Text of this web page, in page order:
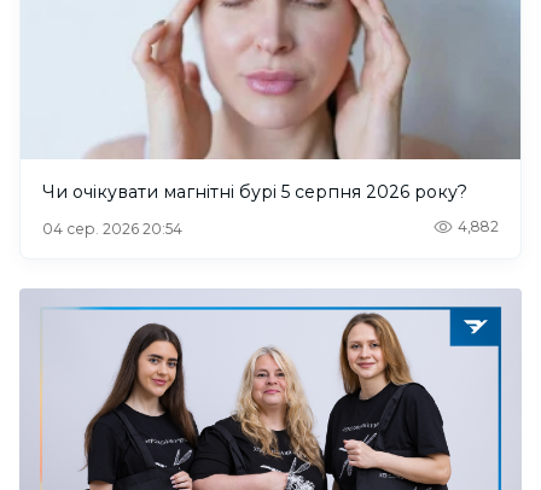
Чи очікувати магнітні бурі 5 серпня 2026 року?
04 сер. 2026 20:54 4,882